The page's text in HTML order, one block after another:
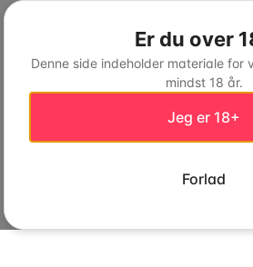
Er du over
Denne side indeholder materiale for
mindst 18 år.
Jeg er 18+
Forlad